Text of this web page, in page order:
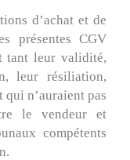
d’achat et de
présentes CGV
tant leur validité,
leur résiliation,
qui n’auraient pas
le vendeur et
compétents